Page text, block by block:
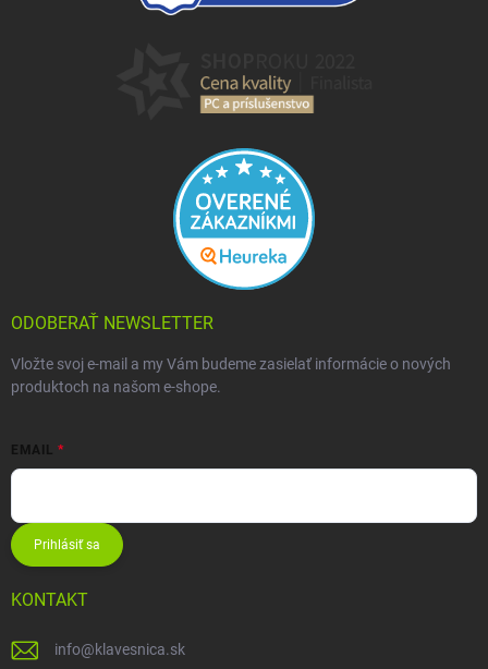
ODOBERAŤ NEWSLETTER
Vložte svoj e-mail a my Vám budeme zasielať informácie o nových
produktoch na našom e-shope.
EMAIL
Prihlásiť sa
KONTAKT
info@klavesnica.sk